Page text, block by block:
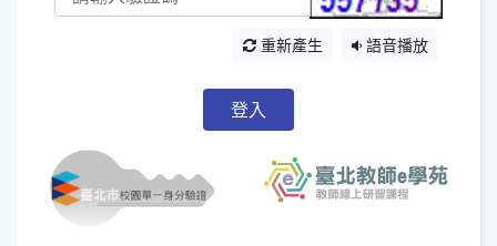
重新產生 語音播放
登入